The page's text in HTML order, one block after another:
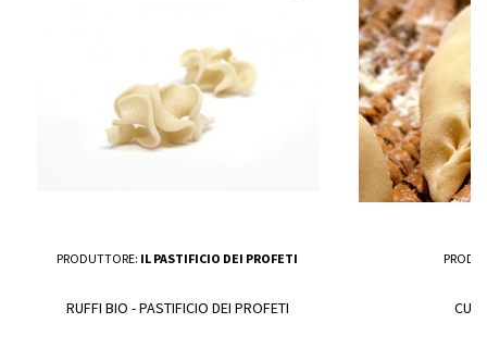
PRODUTTORE: IL PASTIFICIO DEI PROFETI
RUFFI BIO - PASTIFICIO DEI PROFETI